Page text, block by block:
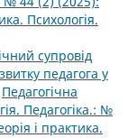
Психологія.
супровід
педагога у
Педагогічна
Педагогіка.: №
і практика.